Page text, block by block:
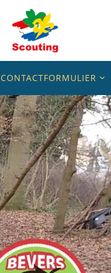
CONTACTFORMULIER